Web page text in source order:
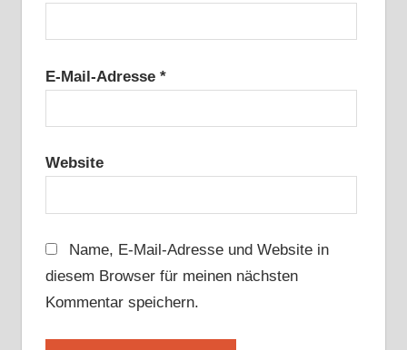
E-Mail-Adresse *
Website
Name, E-Mail-Adresse und Website in
diesem Browser für meinen nächsten
Kommentar speichern.